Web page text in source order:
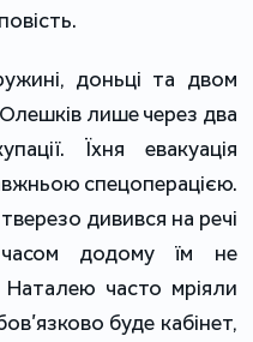
доньці та двом
лише через два
Їхня евакуація
спецоперацією.
дивився на речі
додому їм не
Наталею часто мріяли
буде кабінет,